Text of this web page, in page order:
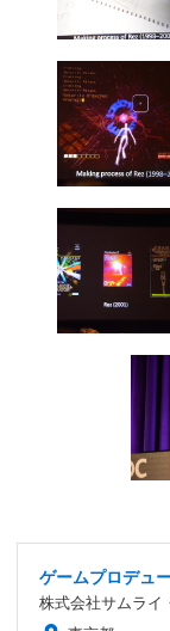
ゲームプロデュ
株式会社サムライ